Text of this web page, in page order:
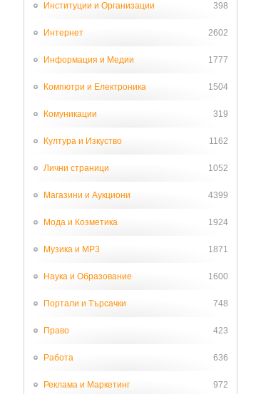
Институции и Организации 398
Интернет 2602
Информация и Медии 1777
Компютри и Електроника 1504
Комуникации 319
Култура и Изкуство 1162
Лични страници 1052
Магазини и Аукциони 4399
Мода и Козметика 1924
Музика и MP3 1871
Наука и Образование 1600
Портали и Търсачки 748
Право 423
Работа 636
Реклама и Маркетинг 972